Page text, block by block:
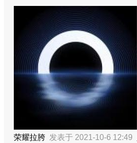
荣耀拉胯 发表于 2021-10-6 12:49